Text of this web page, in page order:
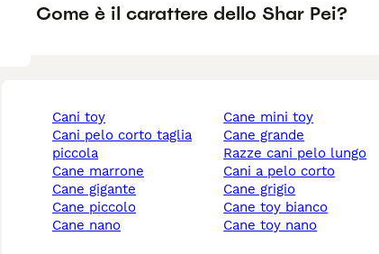
Come è il carattere dello Shar Pei?
cani toy
cani pelo corto taglia
piccola
cane marrone
cane gigante
cane piccolo
cane nano
cane mini toy
cane grande
razze cani pelo lungo
cani a pelo corto
cane grigio
cane toy bianco
cane toy nano